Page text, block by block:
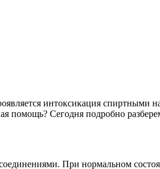
интоксикация спиртными
помощь? Сегодня подробно
При нормальном